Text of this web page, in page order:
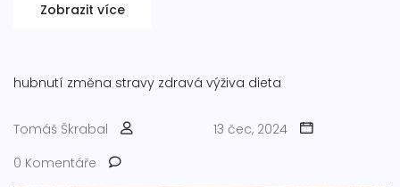
Zobrazit více
hubnutí změna stravy zdravá výživa dieta
Tomáš Škrabal
13 čec, 2024
0 Komentáře